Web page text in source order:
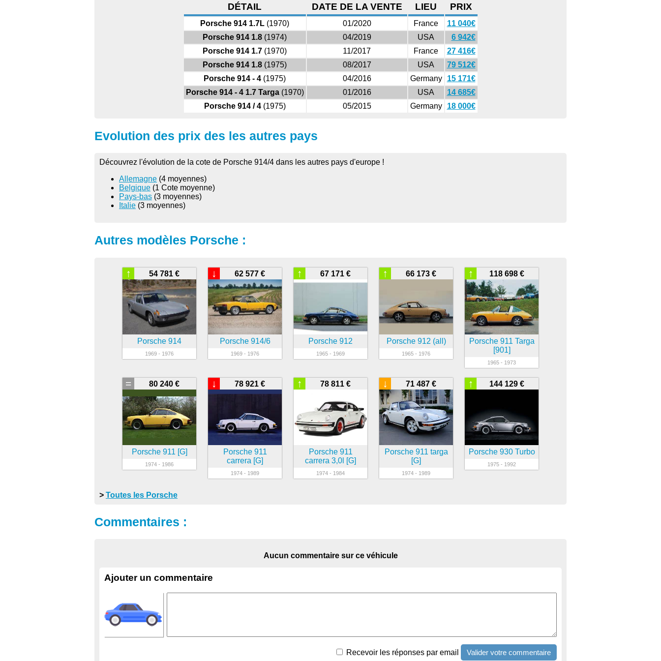
DÉTAIL DATE DE LA VENTE LIEU PRIX
Porsche 914 1.7L (1970) 01/2020 France
11 040€
Porsche 914 1.8 (1974) 04/2019 USA
6 942€
Porsche 914 1.7 (1970) 11/2017 France
27 416€
Porsche 914 1.8 (1975) 08/2017 USA
79 512€
Porsche 914 - 4 (1975) 04/2016 Germany
15 171€
Porsche 914 - 4 1.7 Targa(1970) 01/2016 USA
14 685€
Porsche 914 / 4(1975) 05/2015 Germany 18 000€
Evolution des prix des les autres pays
Découvrez l'évolution de la cote de Porsche 914/4 dans les autres pays d'europe !
Allemagne (4 moyennes)
Belgique (1 Cote moyenne)
Pays-bas (3 moyennes)
Italie (3 moyennes)
Autres modèles Porsche :
54 781 €
↑
Porsche 914
1969 - 1976
62 577 €
↓
Porsche 914/6
1969 - 1976
67 171 €
↑
Porsche 912
1965 - 1969
66 173 €
↑
Porsche 912 (all)
1965 - 1976
118 698 €
↑
Porsche 911 Targa
[901]
1965 - 1973
80 240 €
=
Porsche 911 [G]
1974 - 1986
78 921 €
↓
Porsche 911
carrera [G]
1974 - 1989
78 811 €
↑
Porsche 911
carrera 3,0l [G]
1974 - 1984
71 487 €
↓
Porsche 911 targa
[G]
1974 - 1989
144 129 €
↑
Porsche 930 Turbo
1975 - 1992
> Toutes les Porsche
Commentaires :
Aucun commentaire sur ce véhicule
Ajouter un commentaire
Recevoir les réponses par email